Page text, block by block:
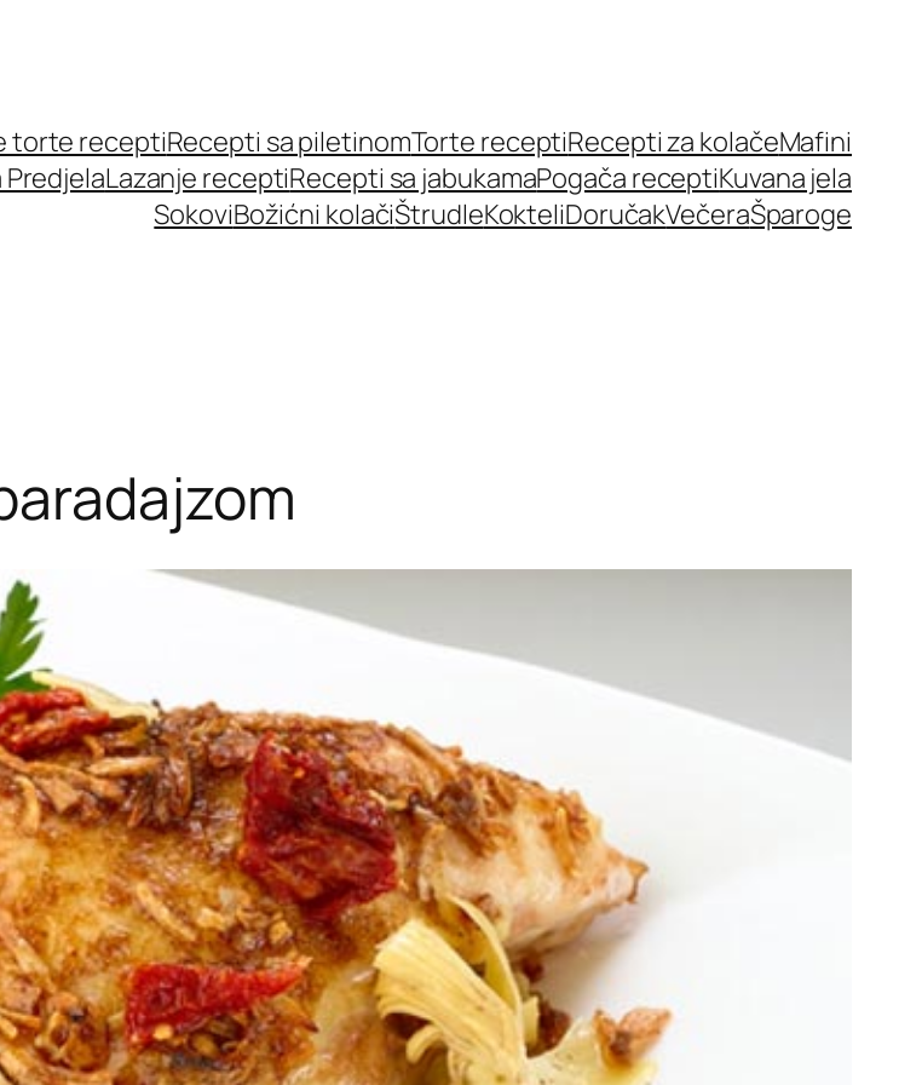
torte receptiRecepti sa piletinomTorte receptiRecepti za kolačeMafini
PredjelaLazanje receptiRecepti sa jabukamaPogača receptiKuvana jela
SokoviBožićni kolačiŠtrudleKokteliDoručakVečeraŠparoge